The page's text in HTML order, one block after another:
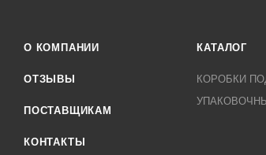
О КОМПАНИИ
ОТЗЫВЫ
ПОСТАВЩИКАМ
КОНТАКТЫ
КАТАЛОГ
КОРОБКИ